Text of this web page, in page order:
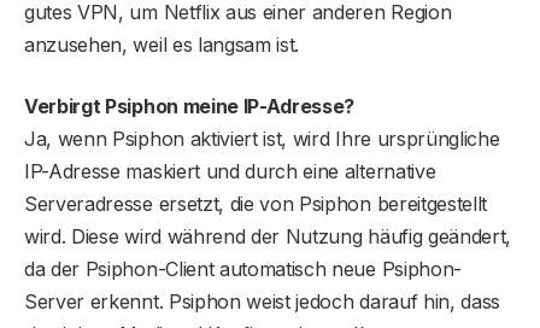
gutes VPN, um Netflix aus einer anderen Region
anzusehen, weil es langsam ist.
Verbirgt Psiphon meine IP-Adresse?
Ja, wenn Psiphon aktiviert ist, wird Ihre ursprüngliche
IP-Adresse maskiert und durch eine alternative
Serveradresse ersetzt, die von Psiphon bereitgestellt
wird. Diese wird während der Nutzung häufig geändert,
da der Psiphon-Client automatisch neue Psiphon-
Server erkennt. Psiphon weist jedoch darauf hin, dass